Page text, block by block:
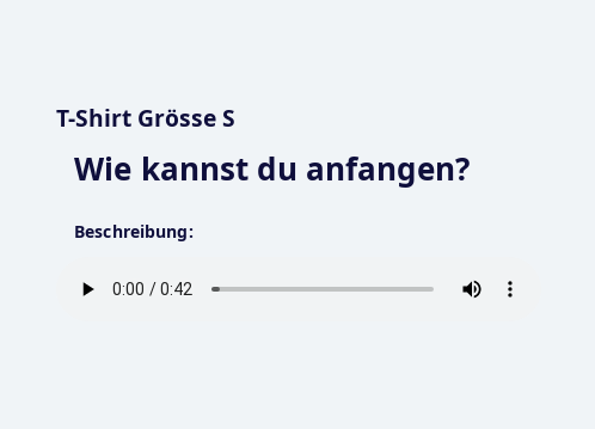
T-Shirt Grösse S
Wie kannst du anfangen?
Beschreibung: